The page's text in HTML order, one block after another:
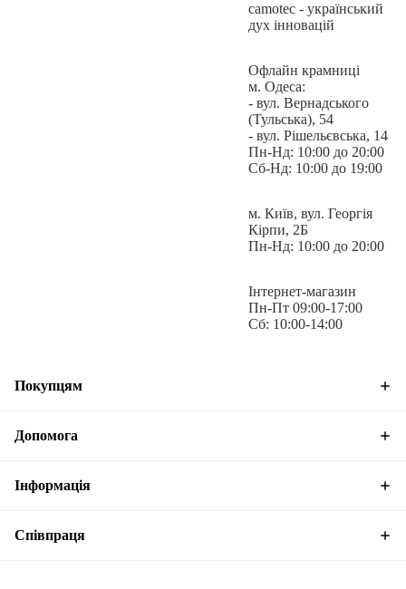
camotec - український
дух інновацій
Офлайн крамниці
м. Одеса:
- вул. Вернадського
(Тульська), 54
- вул. Рішельєвська, 14
Пн-Нд: 10:00 до 20:00
Сб-Нд: 10:00 до 19:00
м. Київ, вул. Георгія
Кірпи, 2Б
Пн-Нд: 10:00 до 20:00
Інтернет-магазин
Пн-Пт 09:00-17:00
Сб: 10:00-14:00
Покупцям
Допомога
Інформація
Співпраця